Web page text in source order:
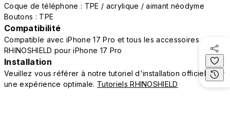
Coque de téléphone : TPE / acrylique / aimant néodyme
Boutons : TPE
Compatibilité
Compatible avec iPhone 17 Pro et tous les accessoires
RHINOSHIELD pour iPhone 17 Pro
Installation
Veuillez vous référer à notre tutoriel d'installation officiel pour
une expérience optimale. Tutoriels RHINOSHIELD